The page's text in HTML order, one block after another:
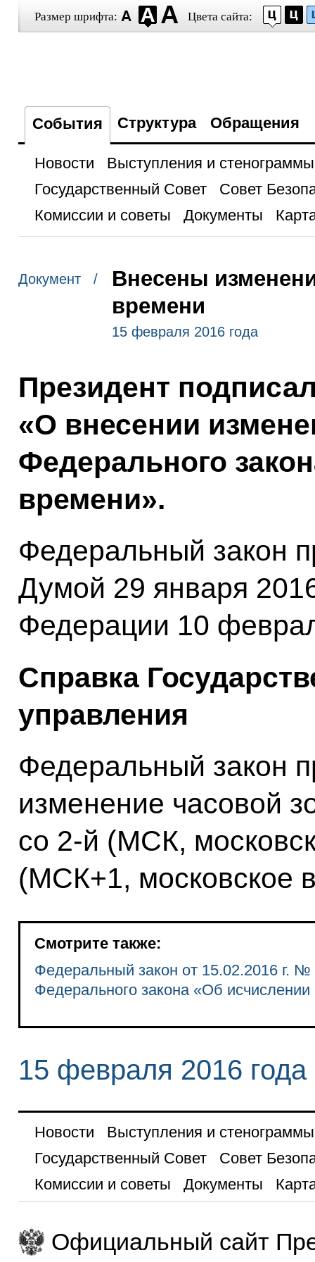
Размер шрифта: Цвета сайта:
События Структура Обращения
Новости
Выступления и стенограммы
Государственный Совет
Совет
Комиссии и советы
Документы
Документ /
Внесены
времени
15 февраля 2016 года
Президент
«О внесении
Федерального
времени».
Федеральный закон
Думой 29 января
Федерации 10
Справка
управления
Федеральный закон
изменение часовой
со 2-й (МСК,
(МСК+1, московское
Смотрите также:
Федеральный закон от 15.02.2016 г.
Федерального закона «Об
15 февраля 2016 года
Новости
Выступления и стенограммы
Государственный Совет
Совет
Комиссии и советы
Документы
Официальный сайт